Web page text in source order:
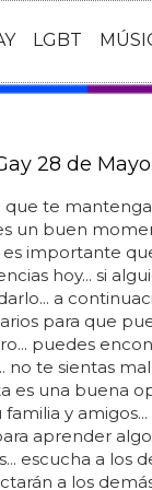
LGBT
28 de
que te
un buen
es importante
hoy... si
a
para que
puedes
no te sientas
es una buena
y
aprender
escucha a los
a los